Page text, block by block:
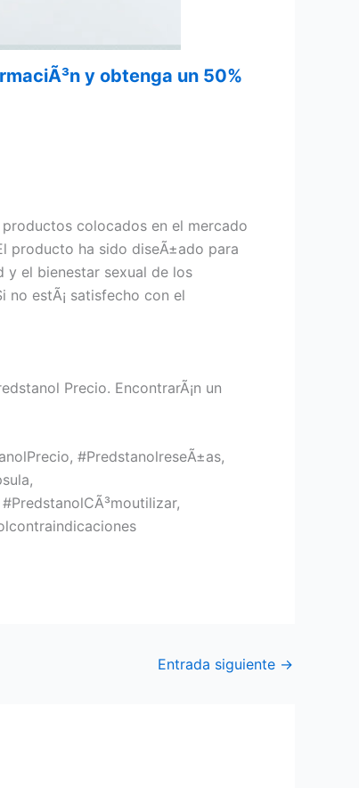
y obtenga un 50%
colocados en el mercado
producto ha sido diseÃ±ado para
y el bienestar sexual de los
no estÃ¡ satisfecho con el
Precio. EncontrarÃ¡n un
#PredstanolreseÃ±as,
Entrada siguiente →